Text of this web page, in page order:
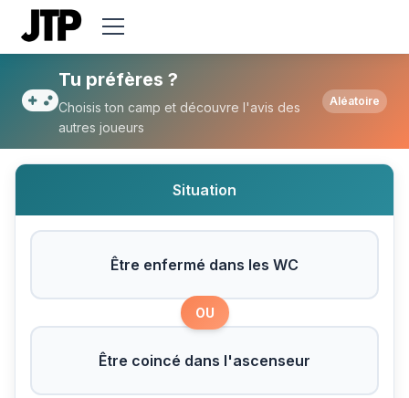
Tu préfères Être enfermé dans les WC
Tu préfères ?
Choisis ton camp et découvre l'avis des
autres joueurs
Aléatoire
Situation
Être enfermé dans les WC
OU
Être coincé dans l'ascenseur